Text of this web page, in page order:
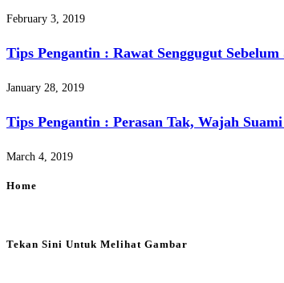
February 3, 2019
Tips Pengantin : Rawat Senggugut
January 28, 2019
Tips Pengantin : Perasan Tak, Wajah
March 4, 2019
Home
Tekan Sini Untuk Melihat Gambar